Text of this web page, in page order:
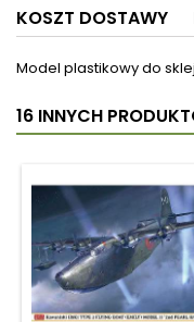
KOSZT DOSTAWY
Model plastikowy do
16 INNYCH